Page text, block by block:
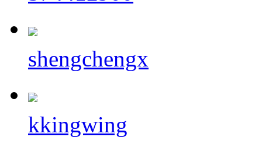
shengchengx
kkingwing